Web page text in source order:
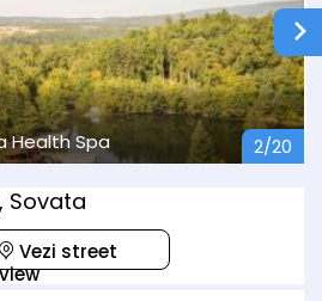
Health Spa 2/20
Sovata
Vezi street
view